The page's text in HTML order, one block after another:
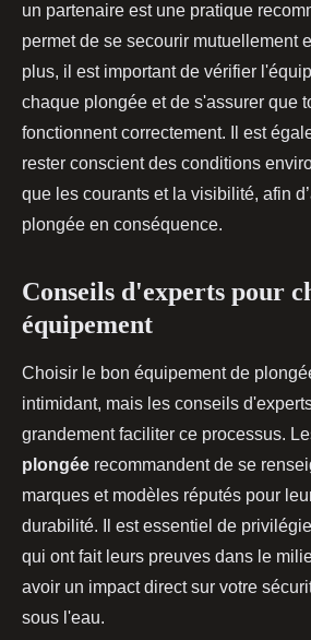
un partenaire est une pratique
permet de se secourir mutuellement
plus, il est important de vérifier
chaque plongée et de s'assurer que
fonctionnent correctement. Il est
rester conscient des conditions
que les courants et la visibilité, afin
plongée en conséquence.
Conseils d'experts pour
équipement
Choisir le bon équipement de
intimidant, mais les conseils
grandement faciliter ce processus.
plongée recommandent de se
marques et modèles réputés pour
durabilité. Il est essentiel de
qui ont fait leurs preuves dans le
avoir un impact direct sur votre
sous l'eau.